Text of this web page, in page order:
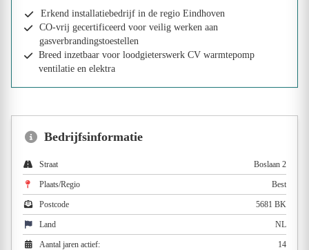
Erkend installatiebedrijf in de regio Eindhoven
CO-vrij gecertificeerd voor veilig werken aan
gasverbrandingstoestellen
Breed inzetbaar voor loodgieterswerk CV warmtepomp
ventilatie en elektra
Bedrijfsinformatie
Straat Boslaan 2
Plaats/Regio Best
Postcode 5681 BK
Land NL
Aantal jaren actief: 14